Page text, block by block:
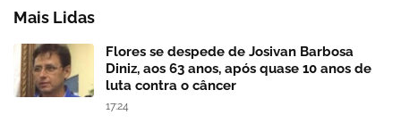
Mais Lidas
Flores se despede de Josivan Barbosa
Diniz, aos 63 anos, após quase 10 anos de
luta contra o câncer
17:24